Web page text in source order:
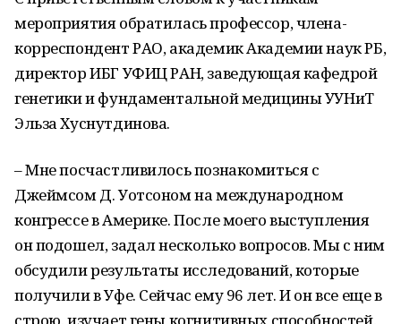
мероприятия обратилась профессор, члена-
корреспондент РАО, академик Академии наук РБ,
директор ИБГ УФИЦ РАН, заведующая кафедрой
генетики и фундаментальной медицины УУНиТ
Эльза Хуснутдинова.
– Мне посчастливилось познакомиться с
Джеймсом Д. Уотсоном на международном
конгрессе в Америке. После моего выступления
он подошел, задал несколько вопросов. Мы с ним
обсудили результаты исследований, которые
получили в Уфе. Сейчас ему 96 лет. И он все еще в